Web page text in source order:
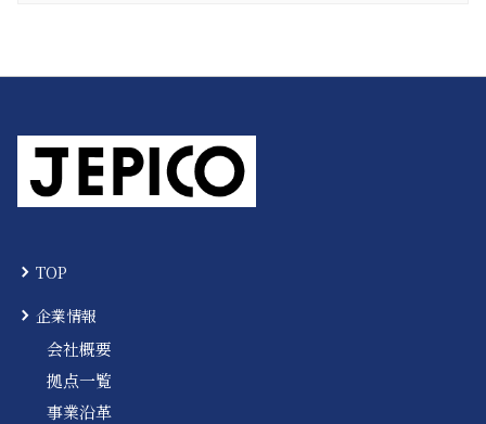
TOP
企業情報
会社概要
拠点一覧
事業沿革